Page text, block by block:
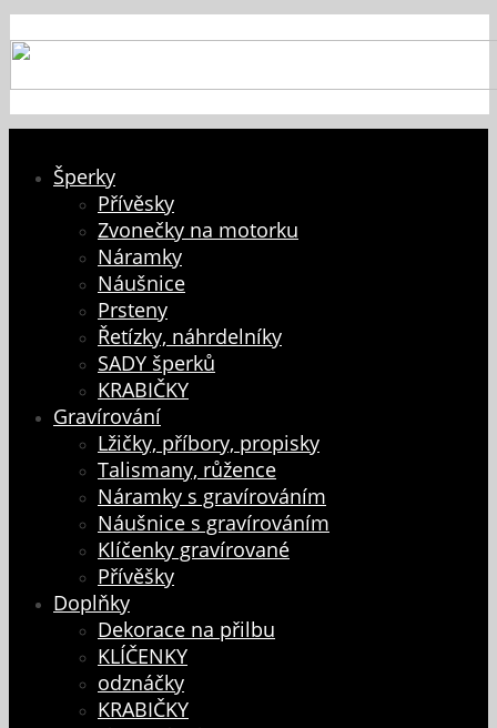
Šperky
Přívěsky
Zvonečky na motorku
Náramky
Náušnice
Prsteny
Řetízky, náhrdelníky
SADY šperků
KRABIČKY
Gravírování
Lžičky, příbory, propisky
Talismany, růžence
Náramky s gravírováním
Náušnice s gravírováním
Klíčenky gravírované
Přívěšky
Doplňky
Dekorace na přilbu
KLÍČENKY
odznáčky
KRABIČKY